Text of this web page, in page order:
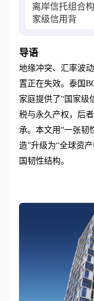
离岸信托组合
家级信用背书
导语
地缘冲突、汇率波
置正在失效。泰国
家庭提供了“国家级
税与永久产权，后
承。本文用“一张韧
造”升级为“全球资
国韧性结构。